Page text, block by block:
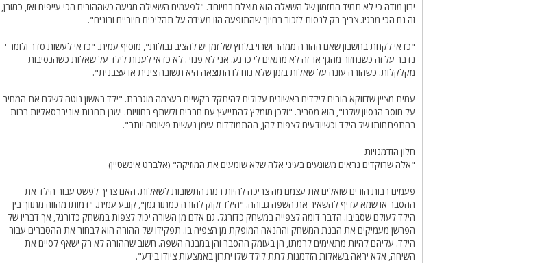
ירון מודה כי לא תמיד התזמון של השאלה הוא מוצלח במיוחד. "לפעמים השאילה מגיעה כשההורים הכי עייפים ואז, כמובן,
זה גם הכי מרגיז. צריך רק לנסות לזכור בחיוך שהתופעה הזו מעידה על תהליכים חיוביים ובונים".
"כדאי לקחת בחשבון שאם ההורה ממהר ושרוי בלחץ של זמן יש להציב גבולות", מוסיף עמית. "כדאי לעשות סדר ולומר '
נדבר על זה כשנחזור מהגן' או 'זה לא מתאים לי כרגע. אני לא פנוי'. לא כדאי לענות לילד על שאלות כשהנסיבות
מקלקלות. כשהורה עונה על שאלות בזמן שלא נוח לו התוצאה היא תשובה צינית או עצבנית".
עמית מציין שדווקא הורים לילדים ראשונים עלולים להיתקל בקשיים בעצמה מוגברת. "ילד ראשון נוטה לשלם את המחיר
על חוסר הנסיון שלנו", הוא מסביר. "ולכן מומלץ להתייעץ עם חברים ולשתף בחוויות. ישנן תחנות אוניברסאליות רבות
בהתפתחותו של הילד וכשיודעים לצפות להן, ההתמודדות עימן נעשית פשוטה יותר".
חלון הזדמנויות
"אלה שרוקדים נראים משוגעים בעיני אלה שלא שומעים את המוזיקה" (אלברט אינשטיין)
פעמים רבות הורים שואלים את עצמם מה צריכה להיות רמת התשובות לשאלות. האם צריך לפשט עבור הילד את
ההסבר או שמא עדיף להשאיר את השפה גבוהה. "הילד זקוק להורה כמתורגמן", קובע עמית. "דמותו מהווה מתווך בין
הילד לעולם שסביבו. הדבר דומה לצפייה במשחק כדורגל. גם אדם מן השורה יכול לצפות במשחק כדורגל, אך דבריו של
הפרשן מעמיקים את הבנת המשחק וההנאה המופקת מן הצפיה בו. תפקידו של ההורה הוא לבחור את ההסברים עבור
הילד. עליהם להיות מתאימים לרמתו, הן בעומק ההסבר והן במבנה השפה. חשוב שההורה לא רק ישאף לסיים את
השיחה, אלא יראה בשאלות הזדמנות לתת לילד שלו יתרון באמצעות ציודו בידע".